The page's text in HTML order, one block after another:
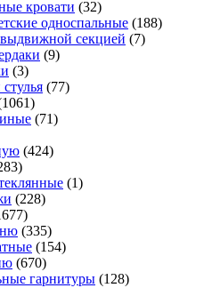
кровати (32)
односпальные (188)
секцией (7)
(9)
(3)
(77)
(71)
(424)
(1)
(228)
(335)
(154)
(670)
гарнитуры (128)